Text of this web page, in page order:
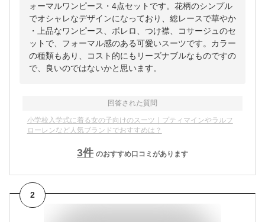
ォーマルワンピース・4点セットです。花柄のシンプル
でオシャレなデザインになっており、総レースで華やか
・上品なワンピース、ボレロ、つけ襟、コサージュのセ
ットで、フォーマル感のある可愛いスーツです。カラー
の種類もあり、コスト的にもリーズナブルなものですの
で、良いのではないかと思います。
回答された質問
小学校入学式に着る女の子向けのスーツ｜プティマインやラルフ
ローレンなど人気ブランドでおすすめは？
3件 のおすすめ口コミがあります
2